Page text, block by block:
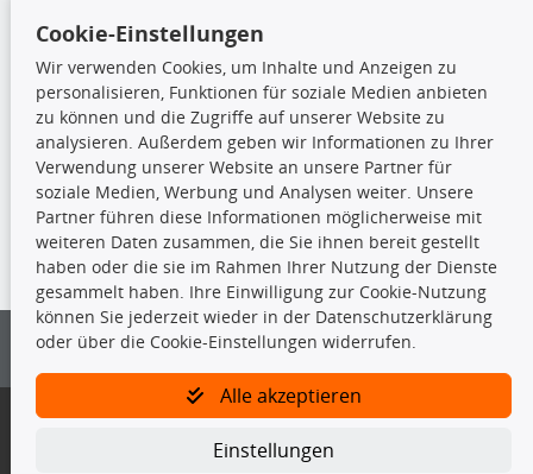
Stoßdämpfer
TecDoc Inside
Die hier angezeigten Daten insbesondere die gesamte Datenbank dürfen
nicht kopiert werden.
Es ist zu unterlassen, die Daten oder die gesamte Datenbank ohne
vorherige Zustimmung von TecDoc zu vervielfältigen, zu verbreiten
und/oder diese Handlungen durch Dritte ausführen zu lassen. Ein
Bitte prüfen Sie, ob das über unseren Onlineshop identifizierte Ersatzteil
Gegebenenfalls sind ergänzende Informationen notwendig, um
Cookie-Einstellungen
Wir verwenden Cookies, um Inhalte und Anzeigen zu
personalisieren, Funktionen für soziale Medien anbieten
zu können und die Zugriffe auf unserer Website zu
analysieren. Außerdem geben wir Informationen zu Ihrer
Verwendung unserer Website an unsere Partner für
soziale Medien, Werbung und Analysen weiter. Unsere
Partner führen diese Informationen möglicherweise mit
weiteren Daten zusammen, die Sie ihnen bereit gestellt
haben oder die sie im Rahmen Ihrer Nutzung der Dienste
gesammelt haben. Ihre Einwilligung zur Cookie-Nutzung
können Sie jederzeit wieder in der Datenschutzerklärung
oder über die Cookie-Einstellungen widerrufen.
Alle akzeptieren
Einstellungen